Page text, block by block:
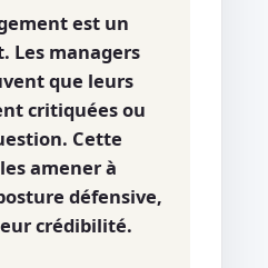
est un
Les managers
que leurs
critiquées ou
Cette
amener à
défensive,
crédibilité.